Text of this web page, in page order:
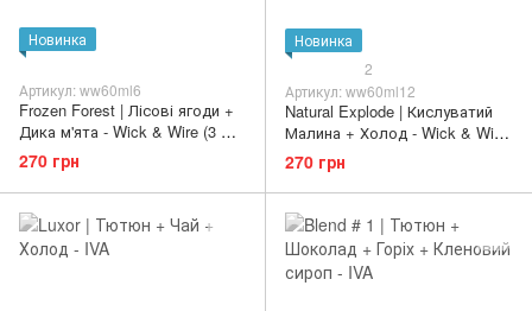
Новинка
Артикул: ww60ml6
Frozen Forest | Лісові ягоди +
Дика м'ята - Wick & Wire (3 мг |
60 мл)
270 грн
Новинка
2
Артикул: ww60ml12
Natural Explode | Кислуватий
Малина + Холод - Wick & Wire
(3 мг | 60 мл)
270 грн